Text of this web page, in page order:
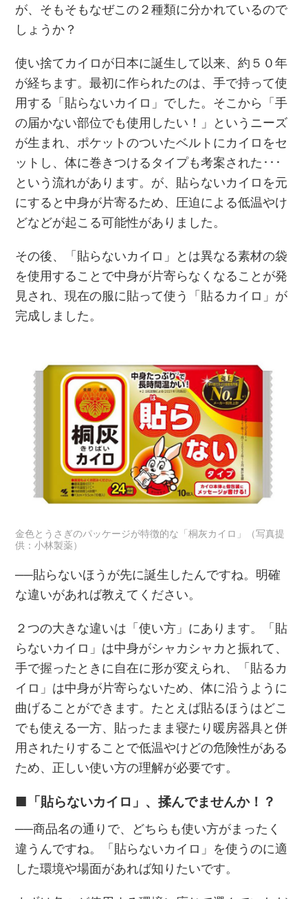
が、そもそもなぜこの２種類に分かれているので
しょうか？
使い捨てカイロが日本に誕生して以来、約５０年
が経ちます。最初に作られたのは、手で持って使
用する「貼らないカイロ」でした。そこから「手
の届かない部位でも使用したい！」というニーズ
が生まれ、ポケットのついたベルトにカイロをセ
ットし、体に巻きつけるタイプも考案された･･･
という流れがあります。が、貼らないカイロを元
にすると中身が片寄るため、圧迫による低温やけ
どなどが起こる可能性がありました。
その後、「貼らないカイロ」とは異なる素材の袋
を使用することで中身が片寄らなくなることが発
見され、現在の服に貼って使う「貼るカイロ」が
完成しました。
金色とうさぎのパッケージが特徴的な「桐灰カイロ」（写真提
供：小林製薬）
──貼らないほうが先に誕生したんですね。明確
な違いがあれば教えてください。
２つの大きな違いは「使い方」にあります。「貼
らないカイロ」は中身がシャカシャカと振れて、
手で握ったときに自在に形が変えられ、「貼るカ
イロ」は中身が片寄らないため、体に沿うように
曲げることができます。たとえば貼るほうはどこ
でも使える一方、貼ったまま寝たり暖房器具と併
用されたりすることで低温やけどの危険性がある
ため、正しい使い方の理解が必要です。
■「貼らないカイロ」、揉んでませんか！？
──商品名の通りで、どちらも使い方がまったく
違うんですね。「貼らないカイロ」を使うのに適
した環境や場面があれば知りたいです。